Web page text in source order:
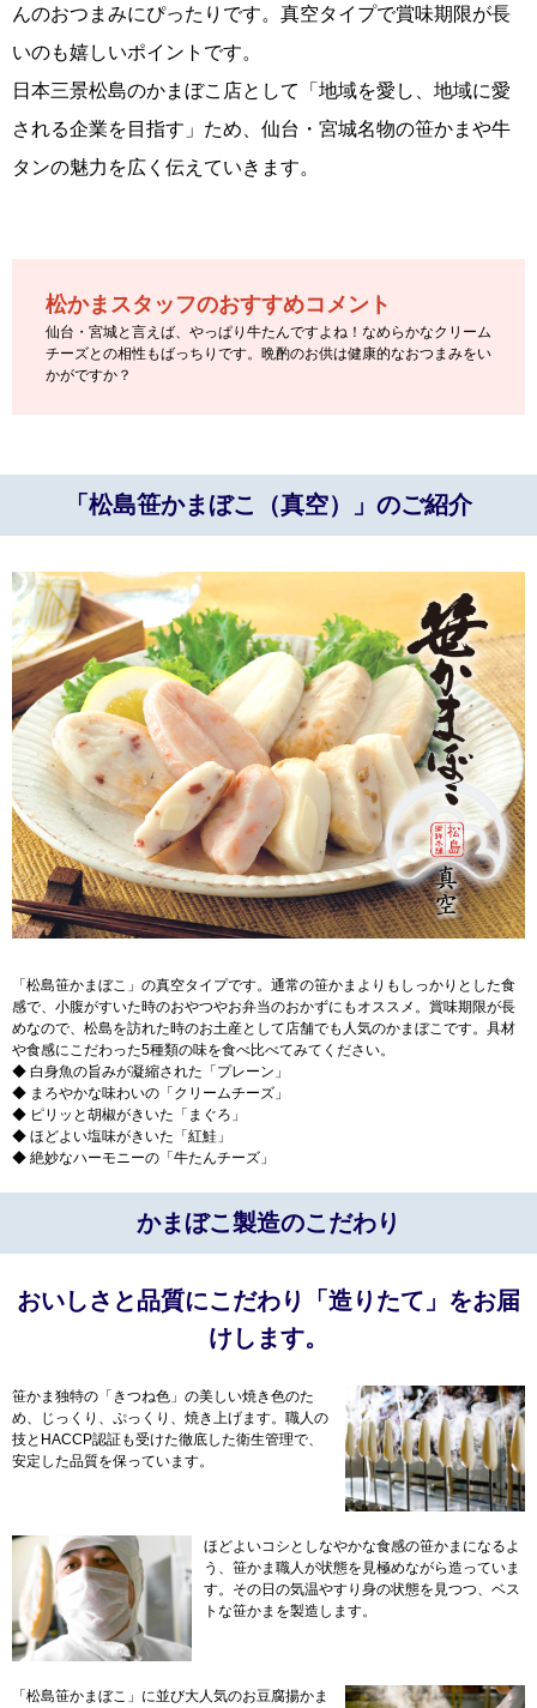
んのおつまみにぴったりです。真空タイプで賞味期限が長
いのも嬉しいポイントです。
日本三景松島のかまぼこ店として「地域を愛し、地域に愛
される企業を目指す」ため、仙台・宮城名物の笹かまや牛
タンの魅力を広く伝えていきます。
松かまスタッフのおすすめコメント
仙台・宮城と言えば、やっぱり牛たんですよね！なめらかなクリーム
チーズとの相性もばっちりです。晩酌のお供は健康的なおつまみをい
かがですか？
「松島笹かまぼこ（真空）」のご紹介
「松島笹かまぼこ」の真空タイプです。通常の笹かまよりもしっかりとした食
感で、小腹がすいた時のおやつやお弁当のおかずにもオススメ。賞味期限が長
めなので、松島を訪れた時のお土産として店舗でも人気のかまぼこです。具材
や食感にこだわった5種類の味を食べ比べてみてください。
◆ 白身魚の旨みが凝縮された「プレーン」
◆ まろやかな味わいの「クリームチーズ」
◆ ピリッと胡椒がきいた「まぐろ」
◆ ほどよい塩味がきいた「紅鮭」
◆ 絶妙なハーモニーの「牛たんチーズ」
かまぼこ製造のこだわり
おいしさと品質にこだわり「造りたて」をお届
けします。
笹かま独特の「きつね色」の美しい焼き色のた
め、じっくり、ぷっくり、焼き上げます。職人の
技とHACCP認証も受けた徹底した衛生管理で、
安定した品質を保っています。
ほどよいコシとしなやかな食感の笹かまになるよ
う、笹かま職人が状態を見極めながら造っていま
す。その日の気温やすり身の状態を見つつ、ベス
トな笹かまを製造します。
「松島笹かまぼこ」に並び大人気のお豆腐揚かま